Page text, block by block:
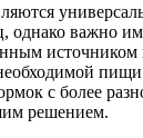
однако важно
с более
решением.